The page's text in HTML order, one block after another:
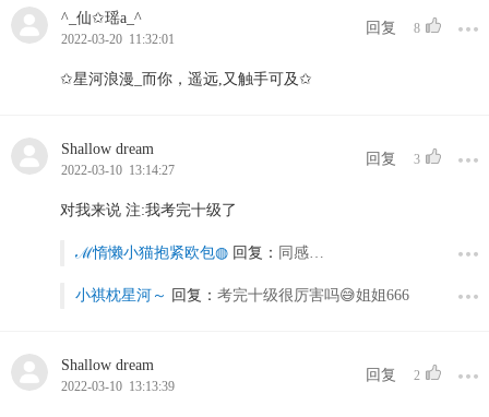
^_仙✩瑶a_^
2022-03-20 11:32:01
回复 8
✩星河浪漫_而你，遥远,又触手可及✩
Shallow dream
2022-03-10 13:14:27
回复 3
对我来说 注:我考完十级了
ℳ惰懒小猫抱紧欧包◍ 回复： 同感…
小祺枕星河～ 回复： 考完十级很厉害吗😅姐姐666
Shallow dream
2022-03-10 13:13:39
回复 2